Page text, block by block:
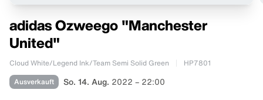
adidas Ozweego "Manchester
United"
Cloud White/Legend Ink/Team Semi Solid Green HP7801
Ausverkauft So. 14. Aug. 2022 – 22:00